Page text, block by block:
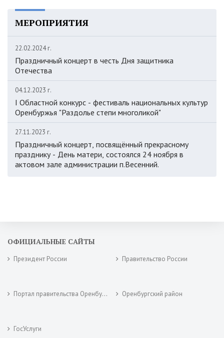
МЕРОПРИЯТИЯ
22.02.2024 г.
Праздничный концерт в честь Дня защитника
Отечества
04.12.2023 г.
I Областной конкурс - фестиваль национальных культур
Оренбуржья "Раздолье степи многоликой"
27.11.2023 г.
Праздничный концерт, посвящённый прекрасному
празднику - День матери, состоялся 24 ноября в
актовом зале администрации п.Весенний.
ОФИЦИАЛЬНЫЕ САЙТЫ
Президент России Правительство России
Портал правительства Оренбургской области Оренбургский район
ГосУслуги